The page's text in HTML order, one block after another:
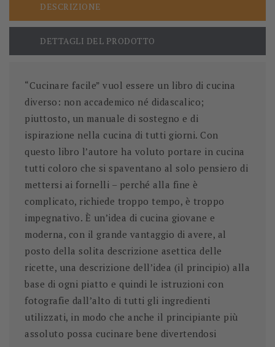
DESCRIZIONE
DETTAGLI DEL PRODOTTO
“Cucinare facile” vuol essere un libro di cucina
diverso: non accademico né didascalico;
piuttosto, un manuale di sostegno e di
ispirazione nella cucina di tutti giorni. Con
questo libro l’autore ha voluto portare in cucina
tutti coloro che si spaventano al solo pensiero di
mettersi ai fornelli – perché alla fine è
complicato, richiede troppo tempo, è troppo
impegnativo. È un’idea di cucina giovane e
moderna, con il grande vantaggio di avere, al
posto della solita descrizione asettica delle
ricette, una descrizione dell’idea (il principio) alla
base di ogni piatto e quindi le istruzioni con
fotografie dall’alto di tutti gli ingredienti
utilizzati, in modo che anche il principiante più
assoluto possa cucinare bene divertendosi